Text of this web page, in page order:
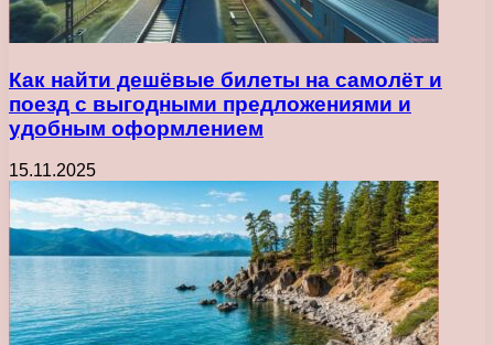
Как найти дешёвые билеты на самолёт и
поезд с выгодными предложениями и
удобным оформлением
15.11.2025